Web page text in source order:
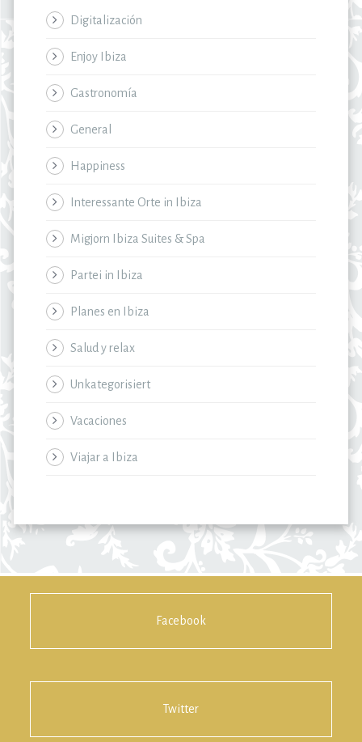
Digitalización
Enjoy Ibiza
Gastronomía
General
Happiness
Interessante Orte in Ibiza
Migjorn Ibiza Suites & Spa
Partei in Ibiza
Planes en Ibiza
Salud y relax
Unkategorisiert
Vacaciones
Viajar a Ibiza
Facebook
Twitter